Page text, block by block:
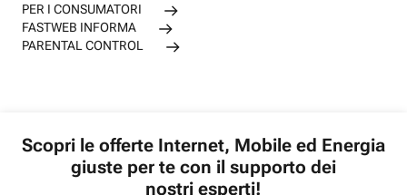
PER I CONSUMATORI
FASTWEB INFORMA
PARENTAL CONTROL
Scopri le offerte Internet, Mobile ed Energia
giuste per te con il supporto dei
nostri esperti!